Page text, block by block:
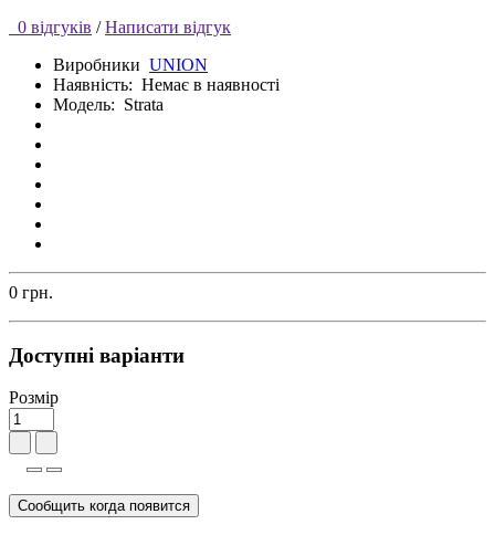
0 відгуків / Написати відгук
Виробники UNION
Наявність: Немає в наявності
Модель: Strata
0 грн.
Доступні варіанти
Розмір
Сообщить когда появится